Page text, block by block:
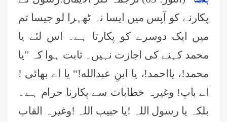
پکارنے کو آپس میں ایسا نہ ٹھہرا لو جیسا تم
میں ایک دوسرے کو پکارتا ہے۔ اس لئے یا
محمد کہنے کی اجازت نہیں۔ ثابت ہوا کہ ”یا
محمد!، یااحمد!، یا ابنِ عبدالله!“ یا اے بھائی !
اے باپ! وغیرہ خطابات سے پکارنا حرام ہے۔
بلکہ یا رسول اللہ !یا حبیب اللہ !وغیرہ القاب